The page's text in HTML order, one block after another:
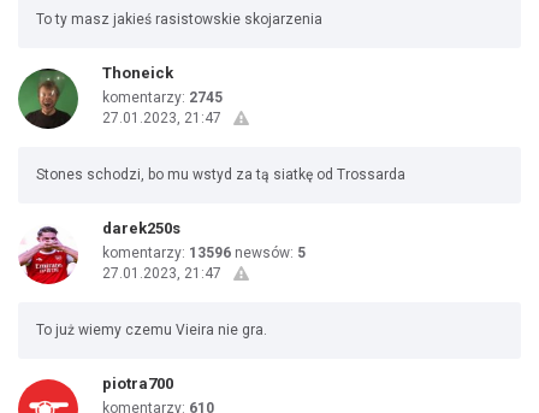
To ty masz jakieś rasistowskie skojarzenia
Thoneick
komentarzy: 2745
27.01.2023, 21:47
Stones schodzi, bo mu wstyd za tą siatkę od Trossarda
darek250s
komentarzy: 13596 newsów: 5
27.01.2023, 21:47
To już wiemy czemu Vieira nie gra.
piotra700
komentarzy: 610